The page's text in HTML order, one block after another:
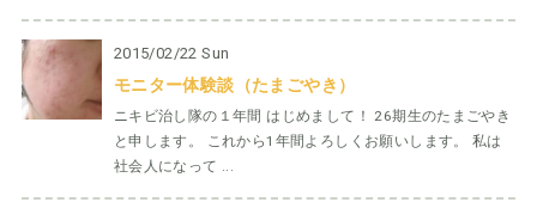
2015/02/22 Sun
モニター体験談（たまごやき）
ニキビ治し隊の１年間 はじめまして！ 26期生のたまごやき
と申します。 これから1年間よろしくお願いします。 私は
社会人になって ...